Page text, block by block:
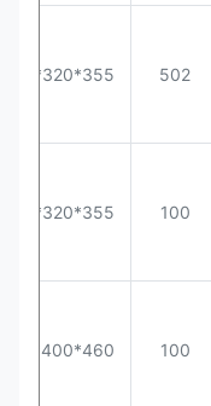
502
355*320*563
100
355*320*563
100
460*400*563